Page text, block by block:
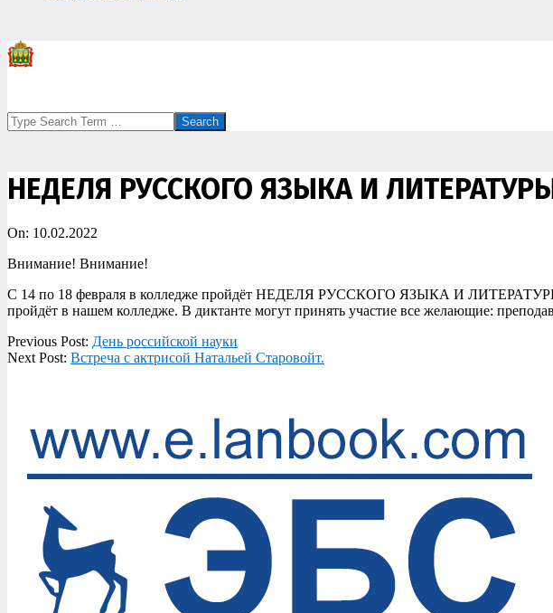
Search
НЕДЕЛЯ РУССКОГО ЯЗЫКА И
On: 10.02.2022
Внимание! Внимание!
С 14 по 18 февраля в колледже пройдёт НЕДЕЛЯ РУССКОГО ЯЗЫКА И ЛИТЕРАТУРЫ.
пройдёт в нашем колледже. В диктанте могут принять участие все желающие:
2022-
02-
Previous Post: День российской науки
Next Post: Встреча с актрисой Натальей Старовойт.